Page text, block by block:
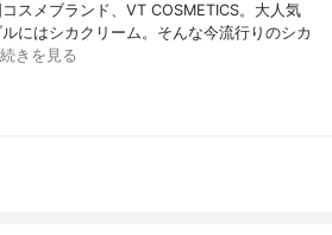
スメブランド、VT COSMETICS。大人気
にはシカクリーム。そんな今流行りのシカ
続きを見る